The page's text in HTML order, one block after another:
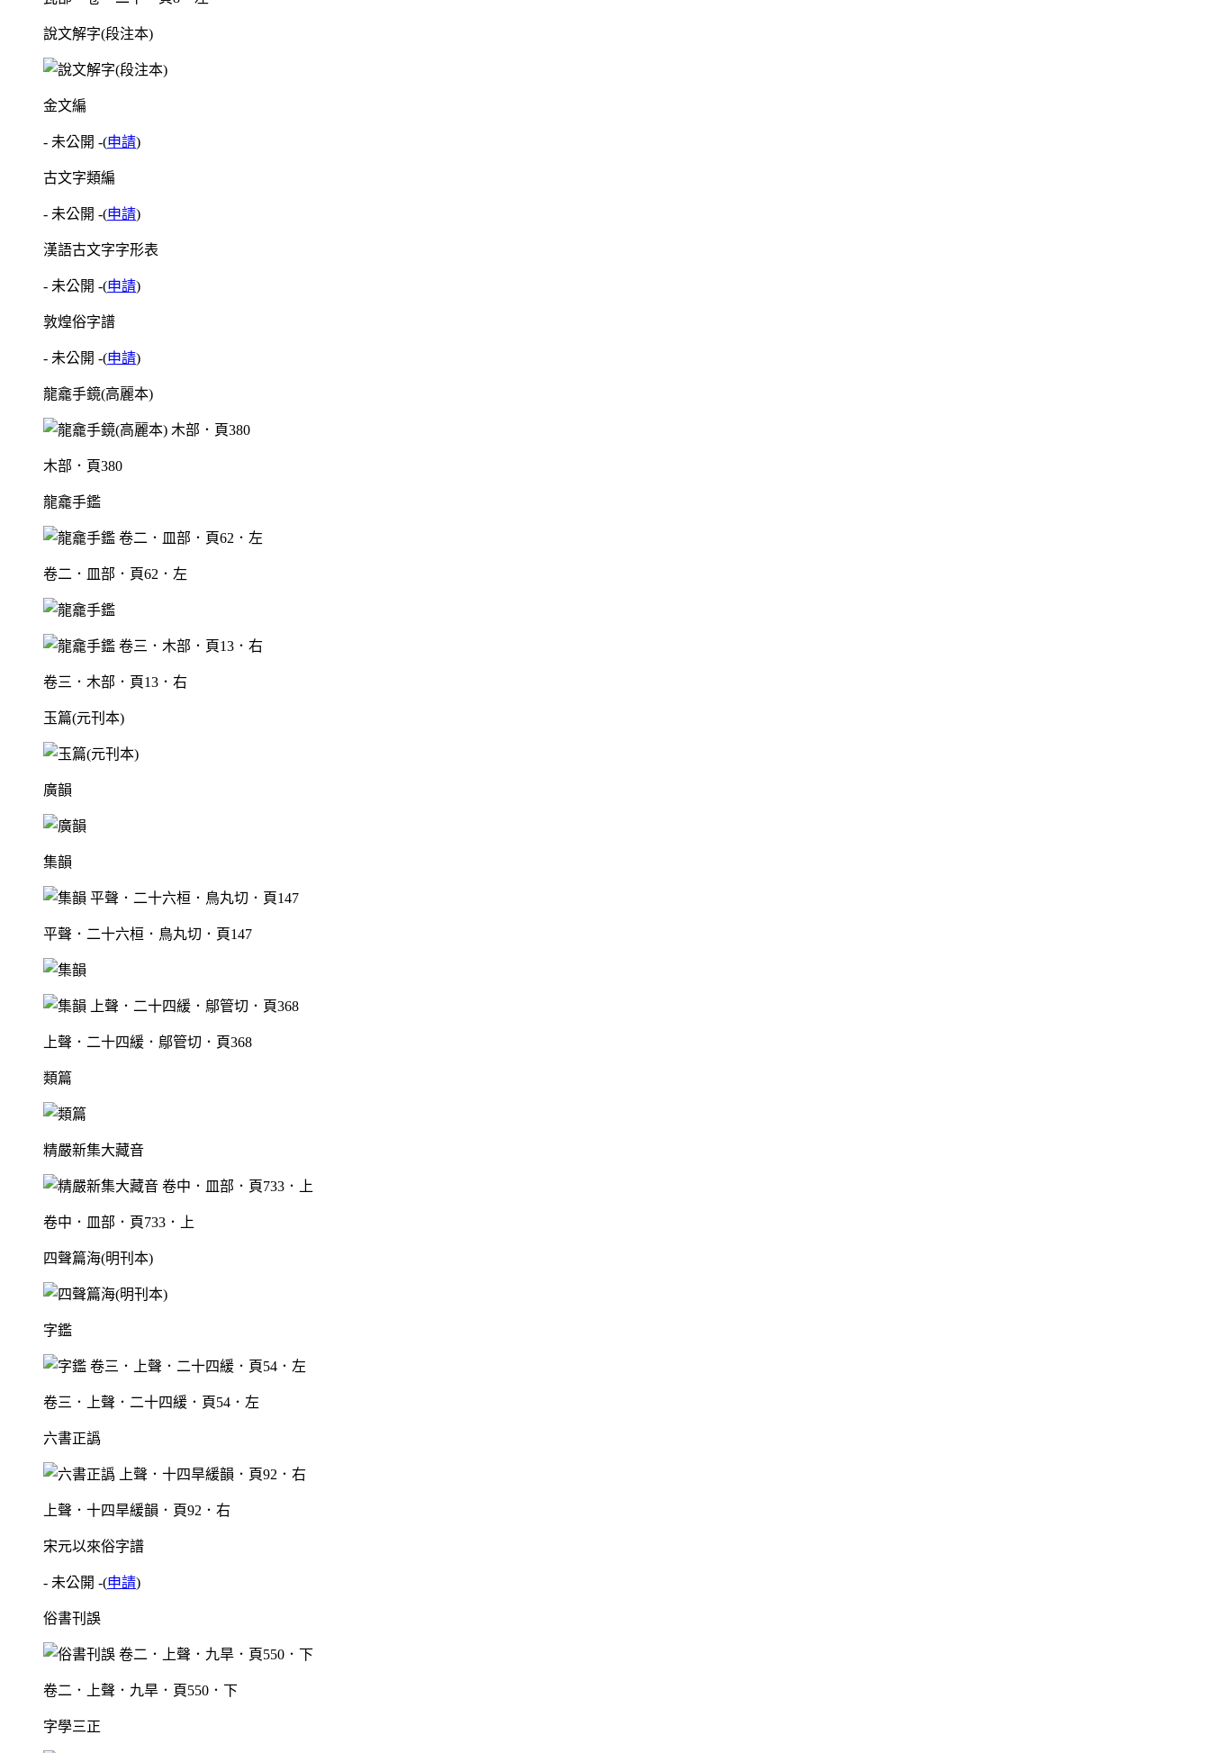
說文解字(段注本)
金文編
- 未公開 -(申請)
古文字類編
- 未公開 -(申請)
漢語古文字字形表
- 未公開 -(申請)
敦煌俗字譜
- 未公開 -(申請)
龍龕手鏡(高麗本)
木部．頁380
龍龕手鑑
卷二．皿部．頁62．左
卷三．木部．頁13．右
玉篇(元刊本)
廣韻
集韻
平聲．二十六桓．鳥丸切．頁147
上聲．二十四緩．鄔管切．頁368
類篇
精嚴新集大藏音
卷中．皿部．頁733．上
四聲篇海(明刊本)
字鑑
卷三．上聲．二十四緩．頁54．左
六書正譌
上聲．十四旱緩韻．頁92．右
宋元以來俗字譜
- 未公開 -(申請)
俗書刊誤
卷二．上聲．九旱．頁550．下
字學三正